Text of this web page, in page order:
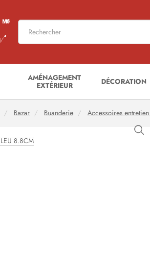
AMÉNAGEMENT
EXTÉRIEUR
DÉCORATION
Bazar Buanderie Accessoires